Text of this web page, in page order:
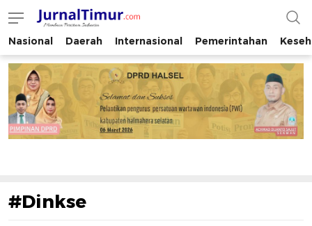
JurnalTimur.com
Membaca Peristiwa Indonesia
Nasional Daerah Internasional Pemerintahan
#Dinkse